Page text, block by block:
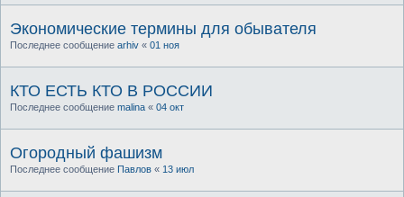
Экономические термины для обывателя
Последнее сообщение arhiv « 01 ноя
КТО ЕСТЬ КТО В РОССИИ
Последнее сообщение malina « 04 окт
Огородный фашизм
Последнее сообщение Павлов « 13 июл